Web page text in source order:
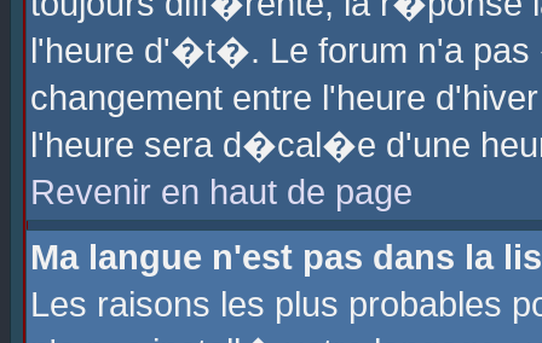
l'heure d'�t�. Le forum n'a
changement entre l'heure
l'heure sera d�cal�e d'une
Revenir en haut de page
Ma langue n'est pas dans la
Les raisons les plus probables